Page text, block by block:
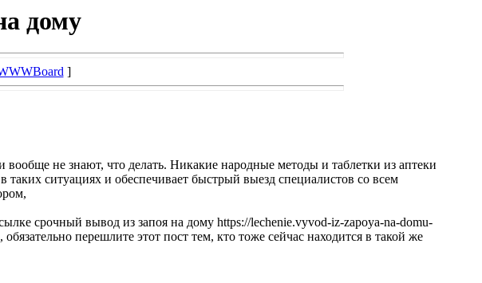
дому
]
не знают, что делать. Никакие народные методы и таблетки из аптеки
ситуациях и обеспечивает быстрый выезд специалистов со всем
срочный вывод из запоя на дому https://lechenie.vyvod-iz-zapoya-na-domu-
перешлите этот пост тем, кто тоже сейчас находится в такой же